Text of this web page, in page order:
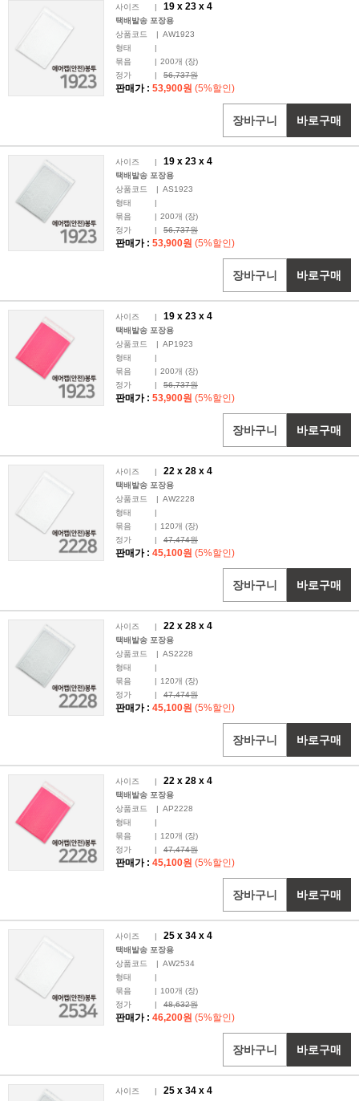
사이즈 19 x 23 x 4
택배발송 포장용
상품코드
AW1923
형태
묶음
200개 (장)
정가
56,737원
판매가 : 53,900원 (5%할인)
바로구매
장바구니
사이즈 19 x 23 x 4
택배발송 포장용
상품코드
AS1923
형태
묶음
200개 (장)
정가
56,737원
판매가 : 53,900원 (5%할인)
바로구매
장바구니
사이즈 19 x 23 x 4
택배발송 포장용
상품코드
AP1923
형태
묶음
200개 (장)
정가
56,737원
판매가 : 53,900원 (5%할인)
바로구매
장바구니
사이즈 22 x 28 x 4
택배발송 포장용
상품코드
AW2228
형태
묶음
120개 (장)
정가
47,474원
판매가 : 45,100원 (5%할인)
바로구매
장바구니
사이즈 22 x 28 x 4
택배발송 포장용
상품코드
AS2228
형태
묶음
120개 (장)
정가
47,474원
판매가 : 45,100원 (5%할인)
바로구매
장바구니
사이즈 22 x 28 x 4
택배발송 포장용
상품코드
AP2228
형태
묶음
120개 (장)
정가
47,474원
판매가 : 45,100원 (5%할인)
바로구매
장바구니
사이즈 25 x 34 x 4
택배발송 포장용
상품코드
AW2534
형태
묶음
100개 (장)
정가
48,632원
판매가 : 46,200원 (5%할인)
바로구매
장바구니
사이즈 25 x 34 x 4